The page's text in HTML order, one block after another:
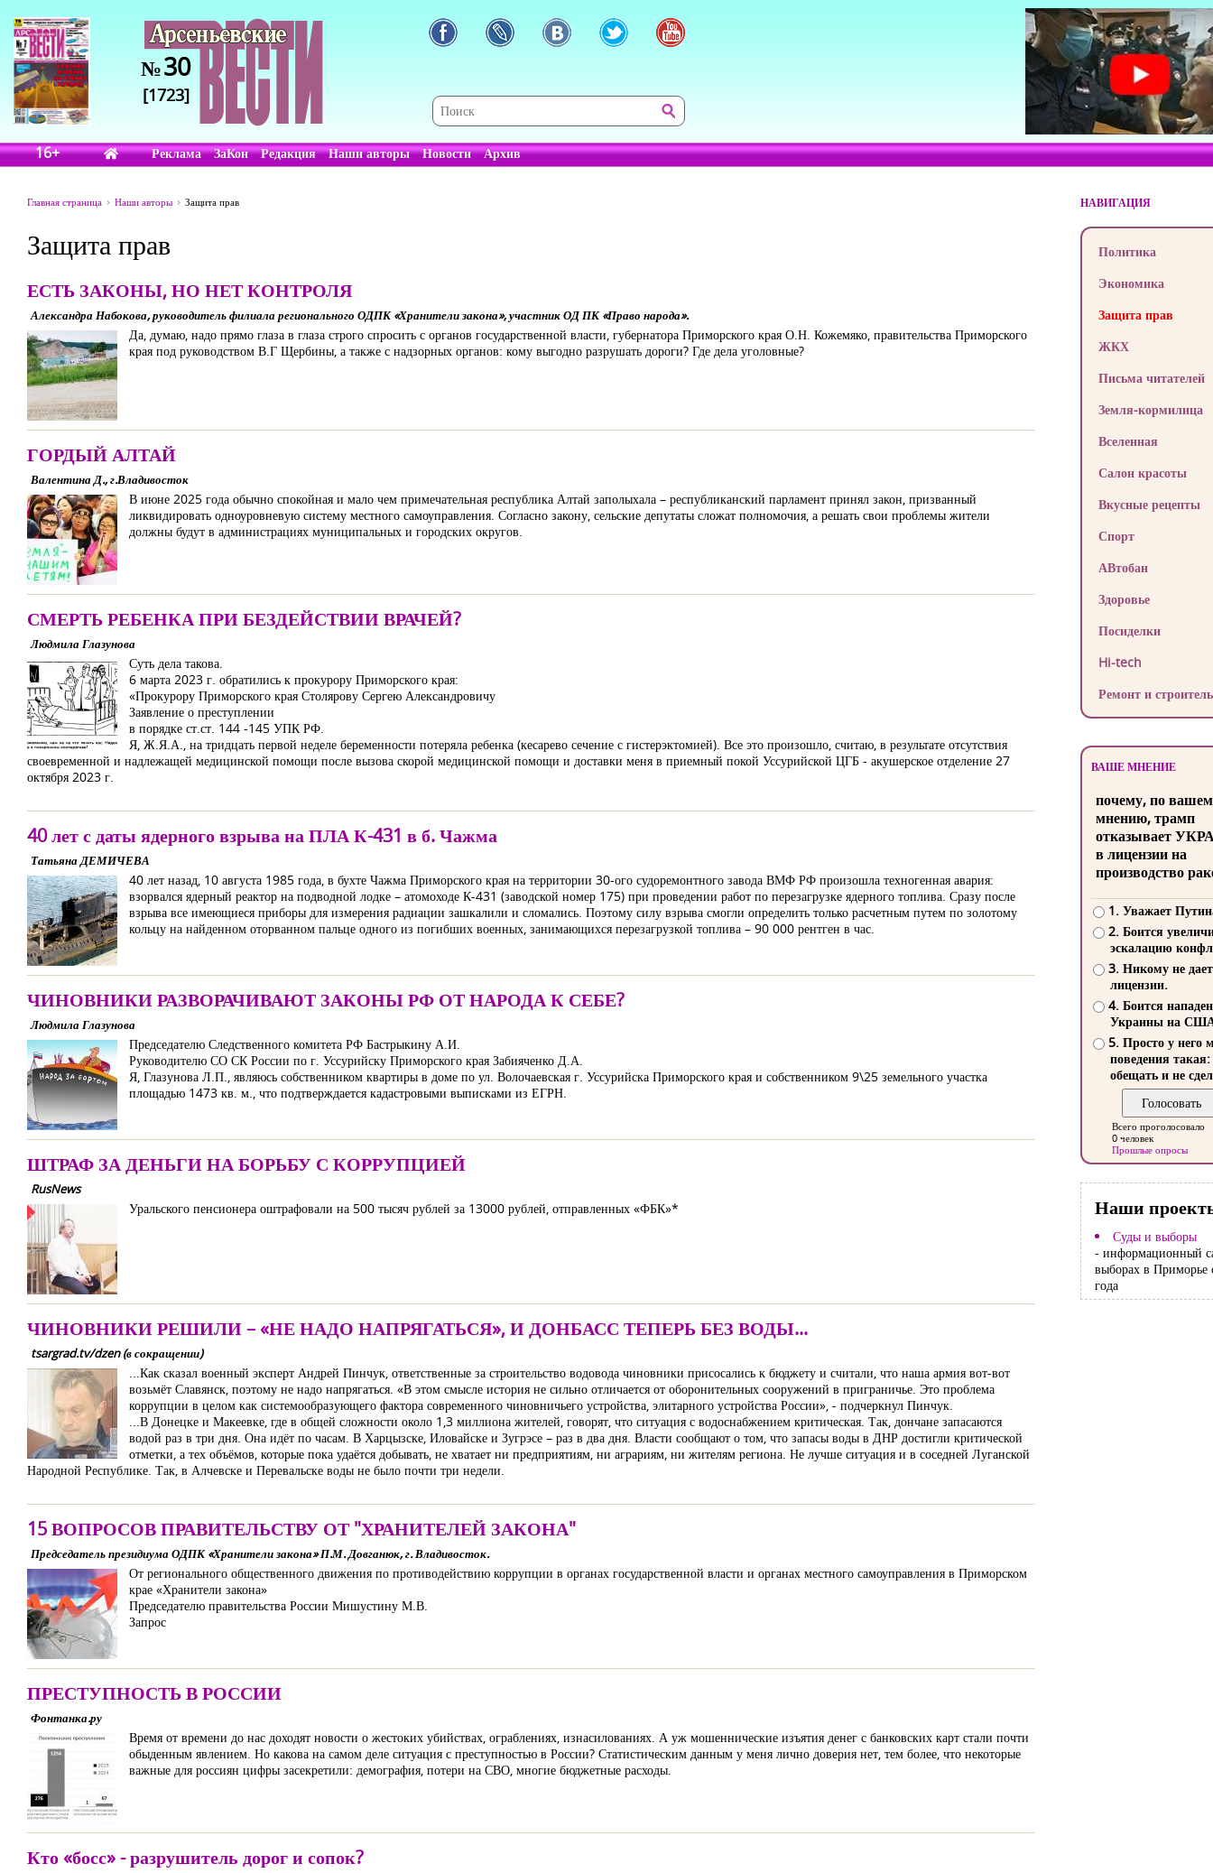
№30
[1723]
16+ Реклама ЗаКон Редакция Наши авторы Новости Архив
Главная страница Наши авторы Защита прав
Защита прав
ЕСТЬ ЗАКОНЫ, НО НЕТ КОНТРОЛЯ
Александра Набокова, руководитель филиала регионального ОДПК «Хранители закона», участник ОД ПК «Право народа».
Да, думаю, надо прямо глаза в глаза строго спросить с органов государственной власти, губернатора Приморского края О.Н. Кожемяко, правительства Приморского
края под руководством В.Г Щербины, а также с надзорных органов: кому выгодно разрушать дороги? Где дела уголовные?
ГОРДЫЙ АЛТАЙ
Валентина Д., г.Владивосток
В июне 2025 года обычно спокойная и мало чем примечательная республика Алтай заполыхала – республиканский парламент принял закон, призванный
ликвидировать одноуровневую систему местного самоуправления. Согласно закону, сельские депутаты сложат полномочия, а решать свои проблемы жители
должны будут в администрациях муниципальных и городских округов.
СМЕРТЬ РЕБЕНКА ПРИ БЕЗДЕЙСТВИИ ВРАЧЕЙ?
Людмила Глазунова
Суть дела такова.
6 марта 2023 г. обратились к прокурору Приморского края:
«Прокурору Приморского края Столярову Сергею Александровичу
Заявление о преступлении
в порядке ст.ст. 144 -145 УПК РФ.
Я, Ж.Я.А., на тридцать первой неделе беременности потеряла ребенка (кесарево сечение с гистерэктомией). Все это произошло, считаю, в результате отсутствия
своевременной и надлежащей медицинской помощи после вызова скорой медицинской помощи и доставки меня в приемный покой Уссурийской ЦГБ - акушерское отделение 27
октября 2023 г.
40 лет с даты ядерного взрыва на ПЛА К-431 в б. Чажма
Татьяна ДЕМИЧЕВА
40 лет назад, 10 августа 1985 года, в бухте Чажма Приморского края на территории 30-ого судоремонтного завода ВМФ РФ произошла техногенная авария:
взорвался ядерный реактор на подводной лодке – атомоходе К-431 (заводской номер 175) при проведении работ по перезагрузке ядерного топлива. Сразу после
взрыва все имеющиеся приборы для измерения радиации зашкалили и сломались. Поэтому силу взрыва смогли определить только расчетным путем по золотому
кольцу на найденном оторванном пальце одного из погибших военных, занимающихся перезагрузкой топлива – 90 000 рентген в час.
ЧИНОВНИКИ РАЗВОРАЧИВАЮТ ЗАКОНЫ РФ ОТ НАРОДА К СЕБЕ?
Людмила Глазунова
Председателю Следственного комитета РФ Бастрыкину А.И.
Руководителю СО СК России по г. Уссурийску Приморского края Забияченко Д.А.
Я, Глазунова Л.П., являюсь собственником квартиры в доме по ул. Волочаевская г. Уссурийска Приморского края и собственником 9\25 земельного участка
площадью 1473 кв. м., что подтверждается кадастровыми выписками из ЕГРН.
ШТРАФ ЗА ДЕНЬГИ НА БОРЬБУ С КОРРУПЦИЕЙ
RusNews
Уральского пенсионера оштрафовали на 500 тысяч рублей за 13000 рублей, отправленных «ФБК»*
ЧИНОВНИКИ РЕШИЛИ – «НЕ НАДО НАПРЯГАТЬСЯ», И ДОНБАСС ТЕПЕРЬ БЕЗ ВОДЫ...
tsargrad.tv/dzen (в сокращении)
...Как сказал военный эксперт Андрей Пинчук, ответственные за строительство водовода чиновники присосались к бюджету и считали, что наша армия вот-вот
возьмёт Славянск, поэтому не надо напрягаться. «В этом смысле история не сильно отличается от оборонительных сооружений в приграничье. Это проблема
коррупции в целом как системообразующего фактора современного чиновничьего устройства, элитарного устройства России», - подчеркнул Пинчук.
...В Донецке и Макеевке, где в общей сложности около 1,3 миллиона жителей, говорят, что ситуация с водоснабжением критическая. Так, дончане запасаются
водой раз в три дня. Она идёт по часам. В Харцызске, Иловайске и Зугрэсе – раз в два дня. Власти сообщают о том, что запасы воды в ДНР достигли критической
отметки, а тех объёмов, которые пока удаётся добывать, не хватает ни предприятиям, ни аграриям, ни жителям региона. Не лучше ситуация и в соседней Луганской
Народной Республике. Так, в Алчевске и Перевальске воды не было почти три недели.
15 ВОПРОСОВ ПРАВИТЕЛЬСТВУ ОТ "ХРАНИТЕЛЕЙ ЗАКОНА"
Председатель президиума ОДПК «Хранители закона» П.М. Довганюк, г. Владивосток.
От регионального общественного движения по противодействию коррупции в органах государственной власти и органах местного самоуправления в Приморском
крае «Хранители закона»
Председателю правительства России Мишустину М.В.
Запрос
ПРЕСТУПНОСТЬ В РОССИИ
Фонтанка.ру
Время от времени до нас доходят новости о жестоких убийствах, ограблениях, изнасилованиях. А уж мошеннические изъятия денег с банковских карт стали почти
обыденным явлением. Но какова на самом деле ситуация с преступностью в России? Статистическим данным у меня лично доверия нет, тем более, что некоторые
важные для россиян цифры засекретили: демография, потери на СВО, многие бюджетные расходы.
Кто «босс» - разрушитель дорог и сопок?
НАВИГАЦИЯ
Политика
Экономика
Защита прав
ЖКХ
Письма читателей
Земля-кормилица
Вселенная
Салон красоты
Вкусные рецепты
Спорт
АВтобан
Здоровье
Посиделки
Hi-tech
Ремонт и
ВАШЕ МНЕНИЕ
почему, по
мнению, трамп
отказывает
в лицензии на
производство
1. Уважает
2. Боится
эскалацию
3. Никому не
лицензии.
4. Боится
Украины на
5. Просто у него
поведения такая:
обещать и не
Всего проголосовало
0 человек
Прошлые опросы
Наши
Суды и выборы
- информационный
выборах в Приморье
года